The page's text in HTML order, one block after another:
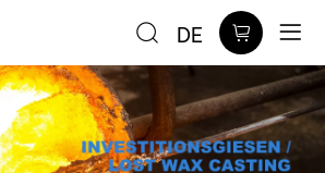
DE